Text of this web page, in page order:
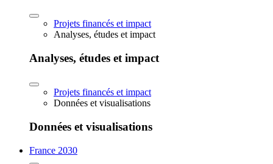
Projets financés et impact
Analyses, études et impact
Analyses, études et impact
Projets financés et impact
Données et visualisations
Données et visualisations
France 2030